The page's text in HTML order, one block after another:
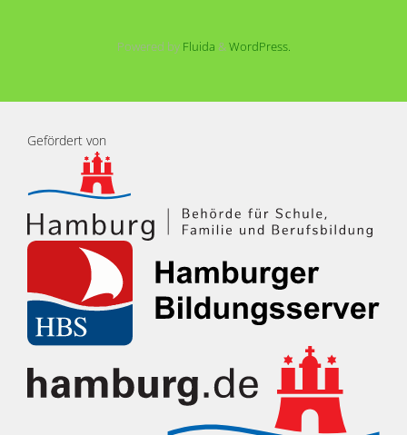
Powered byFluida &WordPress.
Gefördert von